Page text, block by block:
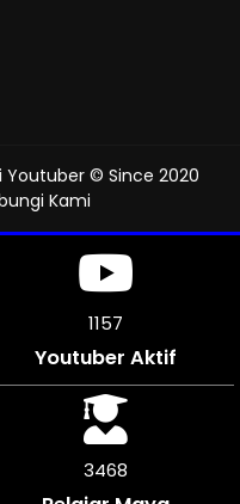
Youtuber © Since 2020
Kami
1275
Youtuber Aktif
3822